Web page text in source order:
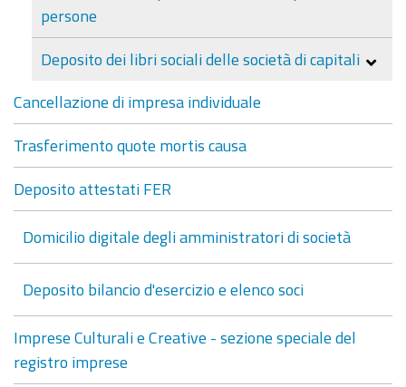
persone
Deposito dei libri sociali delle società di capitali
Cancellazione di impresa individuale
Trasferimento quote mortis causa
Deposito attestati FER
Domicilio digitale degli amministratori di società
Deposito bilancio d'esercizio e elenco soci
Imprese Culturali e Creative - sezione speciale del
registro imprese